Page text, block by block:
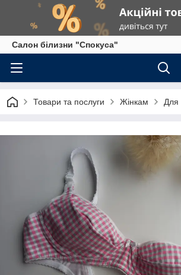
Салон білизни "Спокуса"
Товари та послуги Жінкам Для